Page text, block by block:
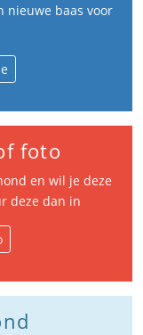
nieuwe baas voor
foto
en wil je deze
deze dan in